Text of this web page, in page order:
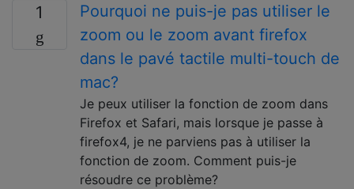
1
Pourquoi ne puis-je pas utiliser le
zoom ou le zoom avant firefox
dans le pavé tactile multi-touch de
mac?
Je peux utiliser la fonction de zoom dans
Firefox et Safari, mais lorsque je passe à
firefox4, je ne parviens pas à utiliser la
fonction de zoom. Comment puis-je
résoudre ce problème?